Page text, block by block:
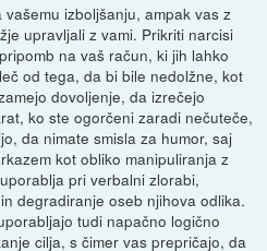
izboljšanju, ampak vas z
upravljali z vami. Prikriti narcisi
na vaš račun, ki jih lahko
od tega, da bi bile nedolžne, kot
dovoljenje, da izrečejo
ko ste ogorčeni zaradi nečuteče,
da nimate smisla za humor, saj
kot obliko manipuliranja z
pri verbalni zlorabi,
degradiranje oseb njihova odlika.
tudi napačno logično
cilja, s čimer vas prepričajo, da